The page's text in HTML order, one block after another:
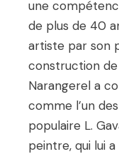
une
de plus de 40
artiste par son
construction
Narangerel a
comme l’un
populaire L.
peintre, qui lui